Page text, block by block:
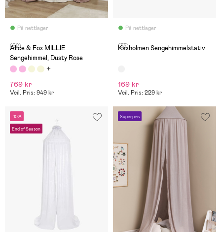
På nettlager
(52)
Alice & Fox MILLIE
Sengehimmel, Dusty Rose
769 kr
Veil. Pris: 949 kr
På nettlager
(33)
Kaxholmen Sengehimmelstativ
169 kr
Veil. Pris: 229 kr
-10%
End of Season
Superpris